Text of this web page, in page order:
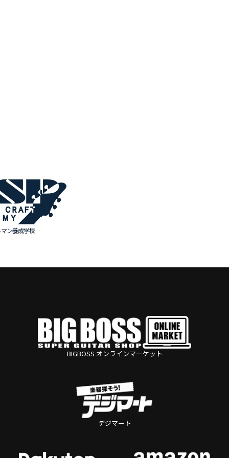
ン養成学校
BIGBOSS オンラインマーケット
デジマート